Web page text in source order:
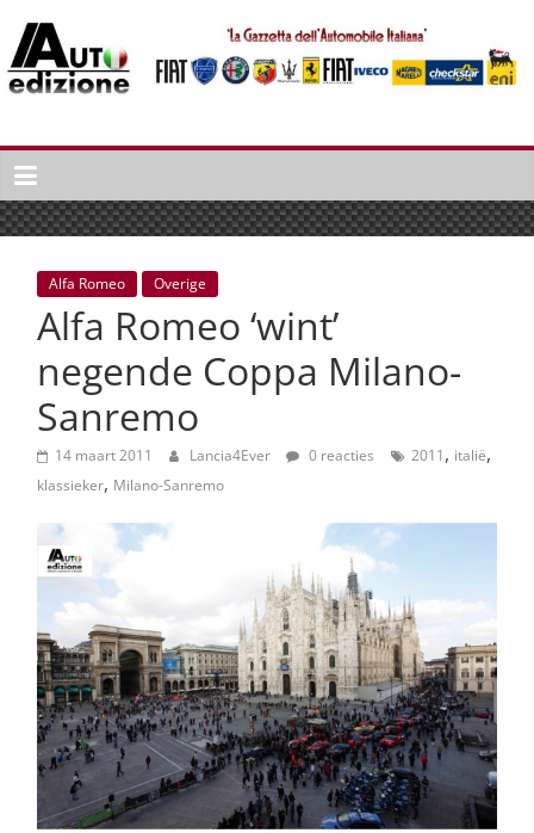
naar
inhoud
Auto
Edizione
La
Gazetta
dell'Automobile
Italiana
autonieuws
lifestyle
Alfa Romeo Overige
Alfa Romeo ‘wint’
negende Coppa Milano-
Sanremo
14 maart 2011 Lancia4Ever 0 reacties 2011, italië,
klassieker, Milano-Sanremo